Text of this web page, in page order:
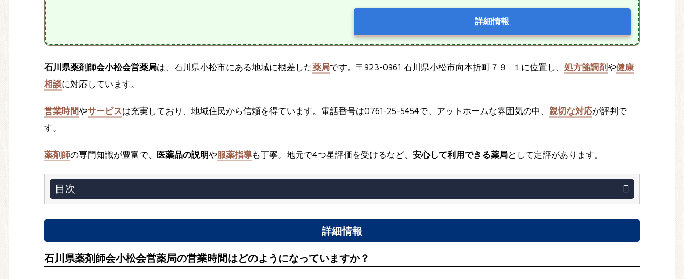
詳細情報
石川県薬剤師会小松会営薬局は、石川県小松市にある地域に根差した薬局です。〒923-0961 石川県小松市向本折町７９−１に位置し、 処方箋調剤や健康
相談に対応しています。
営業時間やサービスは充実しており、地域住民から信頼を得ています。電話番号は0761-25-5454で、アットホームな雰囲気の中、 親切な対応が評判で
す。
薬剤師の専門知識が豊富で、 医薬品の説明や服薬指導も丁寧。地元で4つ星評価を受けるなど、 安心して利用できる薬局として定評があります。
目次
詳細情報
石川県薬剤師会小松会営薬局の営業時間はどのようになっていますか？